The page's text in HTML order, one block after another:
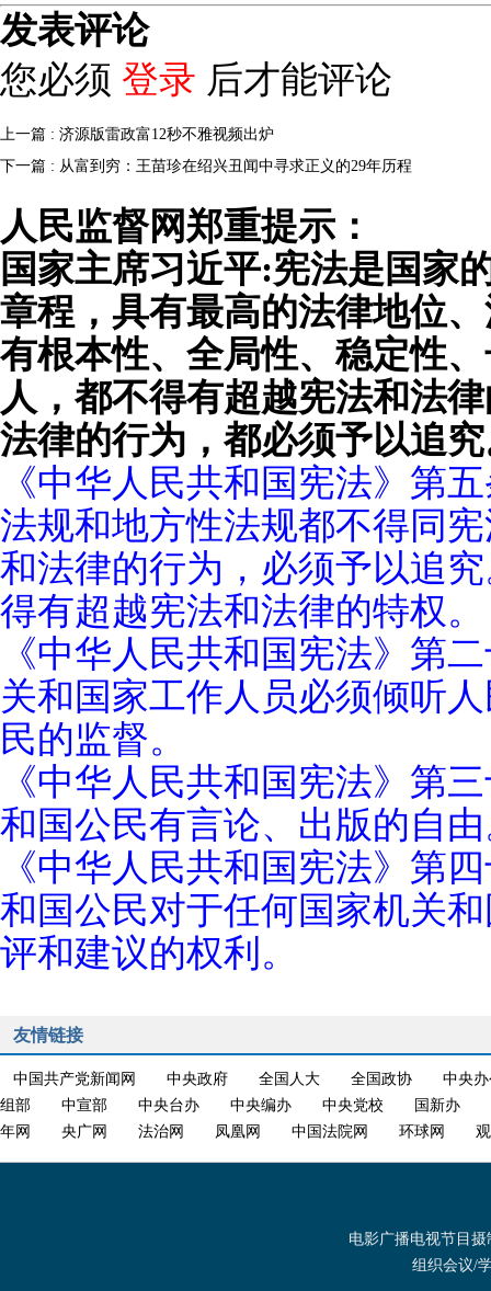
发表评论
您必须 登录 后才能评论
上一篇 : 济源版雷政富12秒不雅视频出炉
下一篇 : 从富到穷：王苗珍在绍兴丑闻中寻求正义的29年历程
人民监督网郑重提示：
国家主席习近平:宪法是国家
章程，具有最高的法律地位
有根本性、全局性、稳定性
人，都不得有超越宪法和法
法律的行为，都必须予以追
《中华人民共和国宪法》第
法规和地方性法规都不得同
和法律的行为，必须予以追
得有超越宪法和法律的特权。
《中华人民共和国宪法》第
关和国家工作人员必须倾听
民的监督。
《中华人民共和国宪法》第
和国公民有言论、出版的自
《中华人民共和国宪法》第
和国公民对于任何国家机关
评和建议的权利。
友情链接
中国共产党新闻网 中央政府 全国人大 全国政协
中央
组部
中宣部 中央台办 中央编办 中央党校
国新办
年网
央广网 法治网 凤凰网 中国法院网 环球网
电影广播电视节目摄
组织会议/